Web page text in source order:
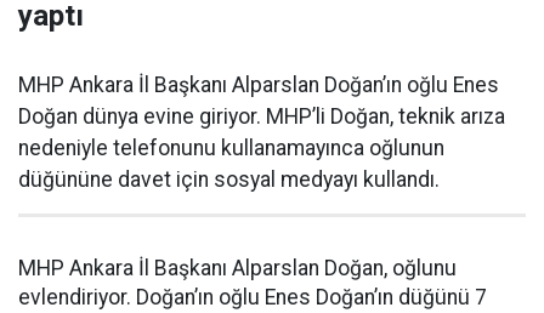
yaptı
MHP Ankara İl Başkanı Alparslan Doğan’ın oğlu Enes
Doğan dünya evine giriyor. MHP’li Doğan, teknik arıza
nedeniyle telefonunu kullanamayınca oğlunun
düğününe davet için sosyal medyayı kullandı.
MHP Ankara İl Başkanı Alparslan Doğan, oğlunu
evlendiriyor. Doğan’ın oğlu Enes Doğan’ın düğünü 7